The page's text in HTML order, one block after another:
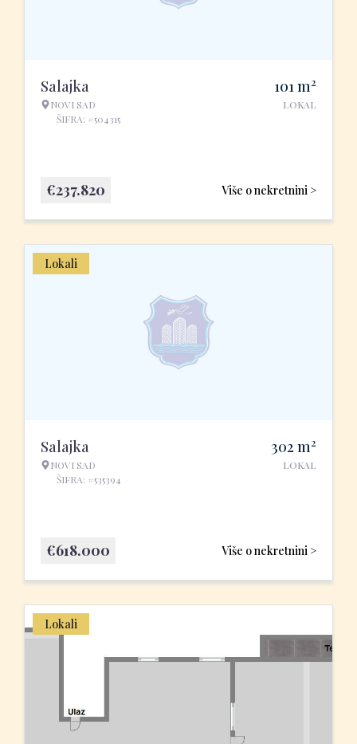
Salajka
NOVI SAD
ŠIFRA: #504315
101m2
LOKAL
Više o nekretnini >
€237.820
Lokali
Salajka
NOVI SAD
ŠIFRA: #535394
302 m2
LOKAL
Više o nekretnini >
€618.000
Lokali